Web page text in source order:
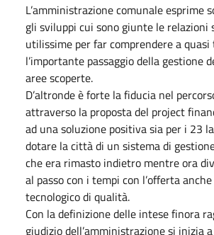
L’amministrazione comunale esprime
gli sviluppi cui sono giunte le relazioni
utilissime per far comprendere a
l’importante passaggio della gestione
aree scoperte.
D’altronde è forte la fiducia nel
attraverso la proposta del project
ad una soluzione positiva sia per i 23
dotare la città di un sistema di
che era rimasto indietro mentre ora
al passo con i tempi con l’offerta
tecnologico di qualità.
Con la definizione delle intese finora
giudizio dell’amministrazione si inizia